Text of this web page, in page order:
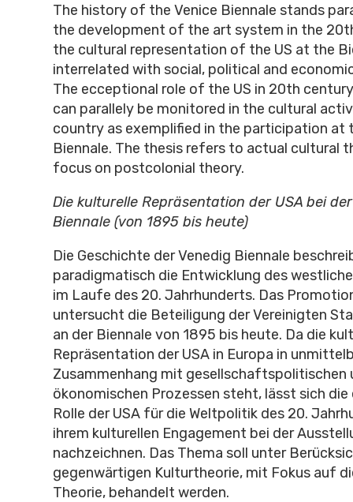
The history of the Venice Biennale stands
the development of the art system in the
the cultural representation of the US at the
interrelated with social, political and
The ecceptional role of the US in 20th
can parallely be monitored in the cultural
country as exemplified in the participation at
Biennale. The thesis refers to actual cultural
focus on postcolonial theory.
Die kulturelle Repräsentation der USA bei
Biennale (von 1895 bis heute)
Die Geschichte der Venedig Biennale
paradigmatisch die Entwicklung des
im Laufe des 20. Jahrhunderts. Das
untersucht die Beteiligung der Vereinigten
an der Biennale von 1895 bis heute. Da die
Repräsentation der USA in Europa in
Zusammenhang mit gesellschaftspolitischen
ökonomischen Prozessen steht, lässt sich
Rolle der USA für die Weltpolitik des 20.
ihrem kulturellen Engagement bei der
nachzeichnen. Das Thema soll unter
gegenwärtigen Kulturtheorie, mit Fokus auf
Theorie, behandelt werden.